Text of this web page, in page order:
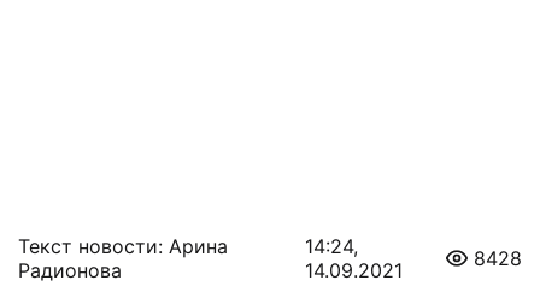
Текст новости: Арина
Радионова
14:24,
14.09.2021
8428